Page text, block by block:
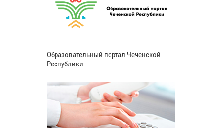
Образовательный портал Чеченской
Республики